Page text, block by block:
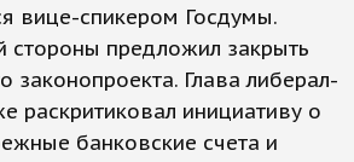
вице-спикером Госдумы.
стороны предложил закрыть
законопроекта. Глава либерал-
раскритиковал инициативу о
банковские счета и